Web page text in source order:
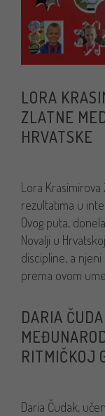
LORA
ZLATNE
HRVATSKE
Lora Krasimirova
rezultatima u
Ovog puta,
Novalji u
discipline, a
prema ovom
DARIA
RITMIČKOJ
Daria Čudak,